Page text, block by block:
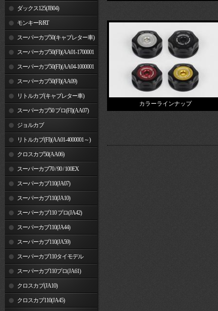
ダックス125(JB04)
モンキーR/RT
スーパーカブ50(キャブレター車)
スーパーカブ50(FI)(AA01-1700001
～) スーパーカブ50(FI)(AA04-1000001
～) スーパーカブ50(FI)(AA09)
リトルカブ(キャブレター車)
スーパーカブ50 プロ(FI)(AA07)
ジョルカブ
リトルカブ(FI)(AA01-4000001～)
クロスカブ50(AA06)
スーパーカブ70 / 90 / 100EX
スーパーカブ110(JA07)
スーパーカブ110(JA10)
スーパーカブ110 プロ(JA42)
スーパーカブ110(JA44)
スーパーカブ110(JA59)
スーパーカブ110タイモデル
(MLHJA56)
スーパーカブ110プロ(JA61)
クロスカブ(JA10)
クロスカブ110(JA45)
カラーラインナップ